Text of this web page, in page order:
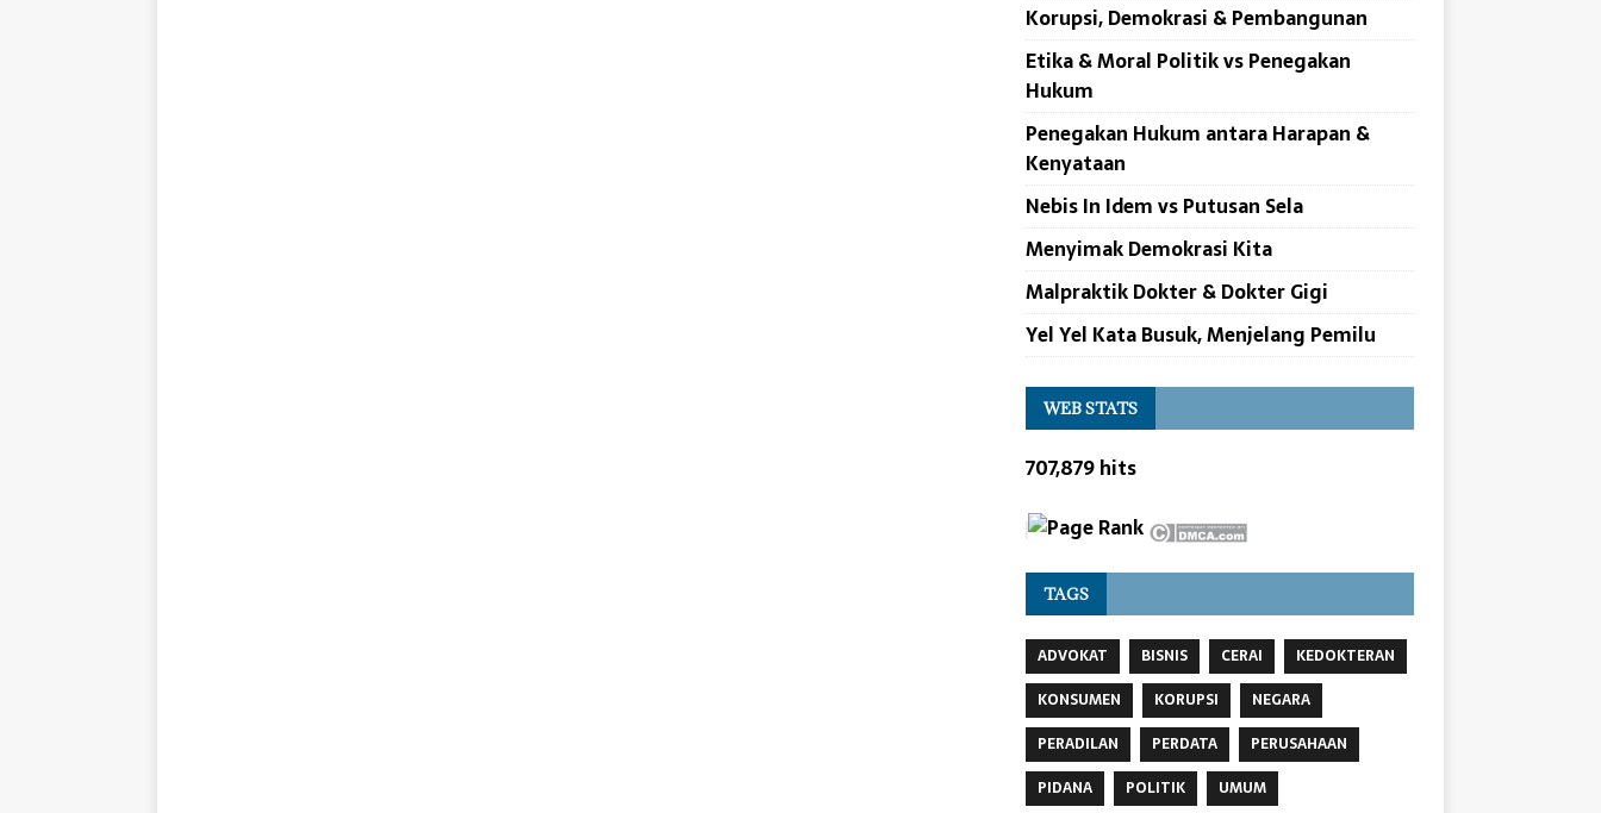
Korupsi, Demokrasi & Pembangunan
Etika & Moral Politik vs Penegakan
Hukum
Penegakan Hukum antara Harapan &
Kenyataan
Nebis In Idem vs Putusan Sela
Menyimak Demokrasi Kita
Malpraktik Dokter & Dokter Gigi
Yel Yel Kata Busuk, Menjelang Pemilu
WEB STATS
707,879 hits
TAGS
ADVOKAT BISNIS CERAI
KEDOKTERAN
KONSUMEN
KORUPSI
NEGARA
PERADILAN
PERDATA
PERUSAHAAN
PIDANA
POLITIK UMUM